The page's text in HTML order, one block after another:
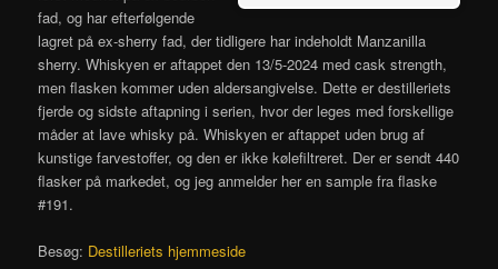
fad, og har efterfølgende
lagret på ex-sherry fad, der tidligere har indeholdt Manzanilla
sherry. Whiskyen er aftappet den 13/5-2024 med cask strength,
men flasken kommer uden aldersangivelse. Dette er destilleriets
fjerde og sidste aftapning i serien, hvor der leges med forskellige
måder at lave whisky på. Whiskyen er aftappet uden brug af
kunstige farvestoffer, og den er ikke kølefiltreret. Der er sendt 440
flasker på markedet, og jeg anmelder her en sample fra flaske
#191.
Besøg: Destilleriets hjemmeside